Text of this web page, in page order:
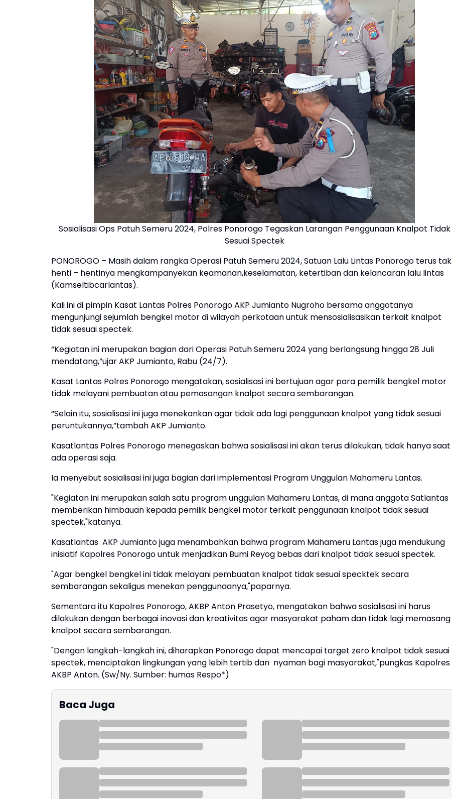
Sosialisasi Ops Patuh Semeru 2024, Polres Ponorogo Tegaskan Larangan Penggunaan Knalpot Tidak
Sesuai Spectek
PONOROGO – Masih dalam rangka Operasi Patuh Semeru 2024, Satuan Lalu Lintas Ponorogo terus tak
henti – hentinya mengkampanyekan keamanan,keselamatan, ketertiban dan kelancaran lalu lintas
(Kamseltibcarlantas).
Kali ini di pimpin Kasat Lantas Polres Ponorogo AKP Jumianto Nugroho bersama anggotanya
mengunjungi sejumlah bengkel motor di wilayah perkotaan untuk mensosialisasikan terkait knalpot
tidak sesuai spectek.
“Kegiatan ini merupakan bagian dari Operasi Patuh Semeru 2024 yang berlangsung hingga 28 Juli
mendatang,”ujar AKP Jumianto, Rabu (24/7).
Kasat Lantas Polres Ponorogo mengatakan, sosialisasi ini bertujuan agar para pemilik bengkel motor
tidak melayani pembuatan atau pemasangan knalpot secara sembarangan.
“Selain itu, sosialisasi ini juga menekankan agar tidak ada lagi penggunaan knalpot yang tidak sesuai
peruntukannya,”tambah AKP Jumianto.
Kasatlantas Polres Ponorogo menegaskan bahwa sosialisasi ini akan terus dilakukan, tidak hanya saat
ada operasi saja.
Ia menyebut sosialisasi ini juga bagian dari implementasi Program Unggulan Mahameru Lantas.
"Kegiatan ini merupakan salah satu program unggulan Mahameru Lantas, di mana anggota Satlantas
memberikan himbauan kepada pemilik bengkel motor terkait penggunaan knalpot tidak sesuai
spectek,"katanya.
Kasatlantas AKP Jumianto juga menambahkan bahwa program Mahameru Lantas juga mendukung
inisiatif Kapolres Ponorogo untuk menjadikan Bumi Reyog bebas dari knalpot tidak sesuai spectek.
"Agar bengkel bengkel ini tidak melayani pembuatan knalpot tidak sesuai specktek secara
sembarangan sekaligus menekan penggunaanya,"paparnya.
Sementara itu Kapolres Ponorogo, AKBP Anton Prasetyo, mengatakan bahwa sosialisasi ini harus
dilakukan dengan berbagai inovasi dan kreativitas agar masyarakat paham dan tidak lagi memasang
knalpot secara sembarangan.
"Dengan langkah-langkah ini, diharapkan Ponorogo dapat mencapai target zero knalpot tidak sesuai
spectek, menciptakan lingkungan yang lebih tertib dan nyaman bagi masyarakat,"pungkas Kapolres
AKBP Anton. (Sw/Ny. Sumber: humas Respo*)
Baca Juga